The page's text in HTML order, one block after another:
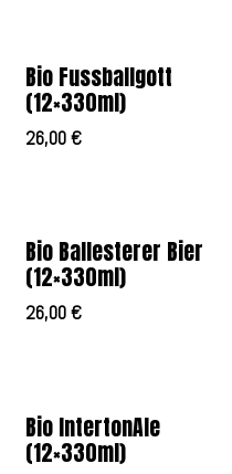
Bio Fussballgott
(12×330ml)
26,00€
Bio Ballesterer Bier
(12×330ml)
26,00€
Bio IntertonAle
(12×330ml)